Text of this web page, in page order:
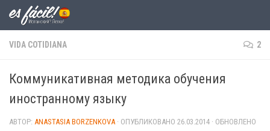
Skip to content
VIDA COTIDIANA 2
Коммуникативная методика обучения
иностранному языку
АВТОР: ANASTASIA BORZENKOVA · ОПУБЛИКОВАНО 26.03.2014 · ОБНОВЛЕНО